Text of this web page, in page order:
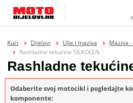
Kući Dijelovi Ulje i maziva
Maziva -
Rashladne tekućine SILKOLEN
Rashladne
Odaberite svoj motocikl i pogledajte
komponente: